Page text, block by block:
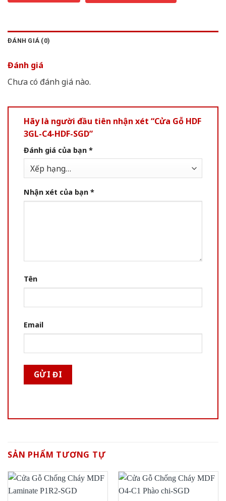
ĐÁNH GIÁ (0)
Đánh giá
Chưa có đánh giá nào.
Hãy là người đầu tiên nhận xét “Cửa Gỗ HDF
3GL-C4-HDF-SGD”
Đánh giá của bạn *
Nhận xét của bạn *
Tên
Email
SẢN PHẨM TƯƠNG TỰ